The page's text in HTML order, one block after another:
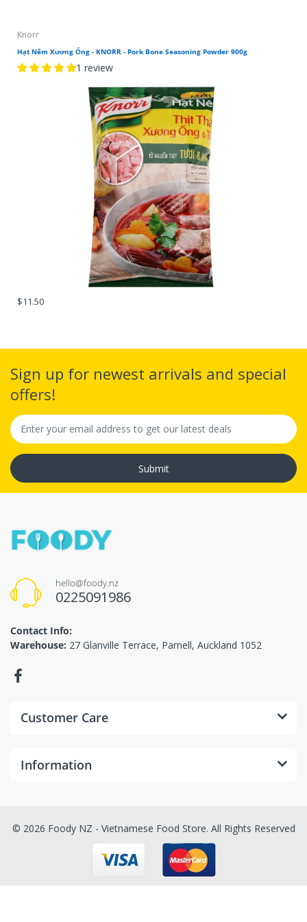
Knorr
Hạt Nêm Xương Ống - KNORR - Pork Bone Seasoning Powder 900g
1 review
$11.50
Sign up for newest arrivals and special
offers!
Submit
hello@foody.nz
0225091986
Contact Info:
Warehouse: 27 Glanville Terrace, Parnell, Auckland 1052
Customer Care
Information
© 2026 Foody NZ - Vietnamese Food Store. All Rights Reserved